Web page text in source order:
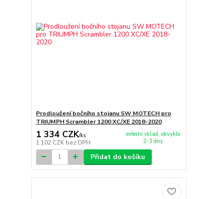
Prodloužení bočního stojanu SW MOTECH pro
TRIUMPH Scrambler 1200 XC/XE 2018-2020
1 334 CZK/ks
1 102 CZK bez DPH
externí sklad, obvykle
2-3 dny
Přidat do košíku